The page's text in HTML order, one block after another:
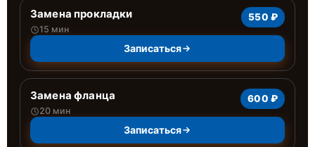
Замена прокладки
15 мин
550 ₽
Записаться
Замена фланца
20 мин
600 ₽
Записаться